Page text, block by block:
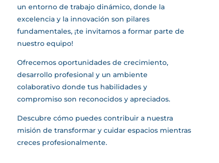
un entorno de trabajo dinámico, donde la
excelencia y la innovación son pilares
fundamentales, ¡te invitamos a formar parte de
nuestro equipo!
Ofrecemos oportunidades de crecimiento,
desarrollo profesional y un ambiente
colaborativo donde tus habilidades y
compromiso son reconocidos y apreciados.
Descubre cómo puedes contribuir a nuestra
misión de transformar y cuidar espacios mientras
creces profesionalmente.